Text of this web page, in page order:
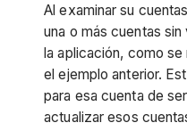
Al examinar su
una o más cuentas
la aplicación, como
el ejemplo anterior.
para esa cuenta de
actualizar esos